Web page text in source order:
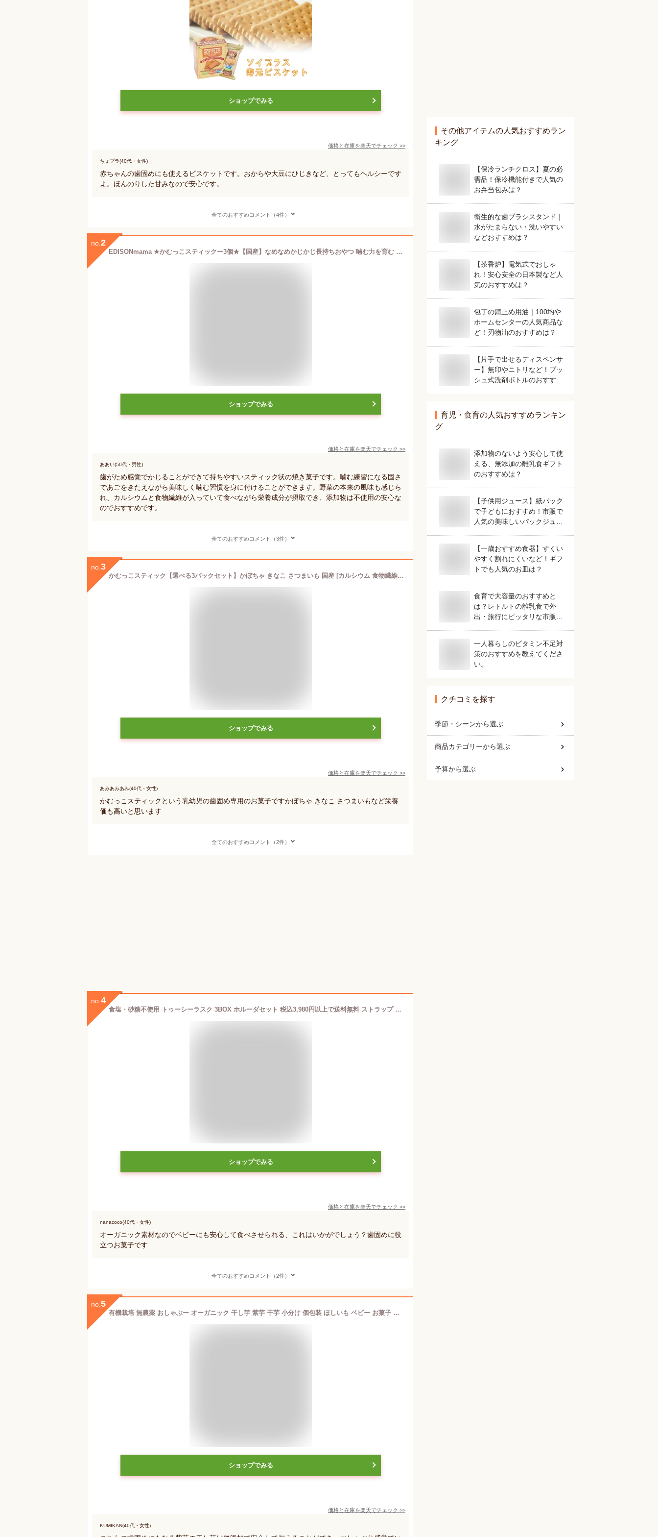
ショップでみる
価格と在庫を楽天でチェック >>
ちょプラ(40代・女性)
赤ちゃんの歯固めにも使えるビスケットです。おからや大豆にひじきなど、とってもヘルシーです
よ。ほんのりした甘みなので安心です。
全てのおすすめコメント（4件）
no. 2
EDISONmama ★かむっこスティックー3個★【国産】なめなめかじかじ長持ちおやつ 噛む力を育む 着色料、保存料不使用 乳児用おやつ お菓子 硬い焼き菓子 カルシウム・食物繊維入り 手づかみ食べ 食べられる歯がため 歯固め はがため ベビーお菓子 赤ちゃんおやつ ビスケット
ショップでみる
価格と在庫を楽天でチェック >>
ああい(50代・男性)
歯がため感覚でかじることができて持ちやすいスティック状の焼き菓子です。噛む練習になる固さ
であごをきたえながら美味しく噛む習慣を身に付けることができます。野菜の本来の風味も感じら
れ、カルシウムと食物繊維が入っていて食べながら栄養成分が摂取でき、添加物は不使用の安心な
のでおすすめです。
全てのおすすめコメント（3件）
no. 3
かむっこスティック【選べる3パックセット】かぼちゃ きなこ さつまいも 国産 [カルシウム 食物繊維入り/保存料 着色料 不使用]嚙む力を育む 歯固め 歯がため おかし 焼き菓子 噛む練習 ベビーフード 乳幼児 乳児 赤ちゃん ベビー おやつ エジソン エジソンママ EDISONmama
ショップでみる
価格と在庫を楽天でチェック >>
あみあみあみ(40代・女性)
かむっこスティックという乳幼児の歯固め専用のお菓子ですかぼちゃ きなこ さつまいもなど栄養
価も高いと思います
全てのおすすめコメント（2件）
no. 4
食塩・砂糖不使用 トゥーシーラスク 3BOX ホルーダセット 税込3,980円以上で送料無料 ストラップ ケース付き 食塩・砂糖不使用 赤ちゃん オーガニック お菓子 歯固めラスク ベビー 離乳食 乳幼児 ベビーフード
ショップでみる
価格と在庫を楽天でチェック >>
nanacoco(40代・女性)
オーガニック素材なのでベビーにも安心して食べさせられる、これはいかがでしょう？歯固めに役
立つお菓子です
全てのおすすめコメント（2件）
no. 5
有機栽培 無農薬 おしゃぶー オーガニック 干し芋 紫芋 干芋 小分け 個包装 ほしいも ベビー お菓子 歯固め 無添加 赤ちゃん おやつ ベビーフード はがため 子ども 離乳食 さつまいも 乳児 おしゃぶり オーガニック食品 芋 いも 干しいも boo
ショップでみる
価格と在庫を楽天でチェック >>
KUMIKAN(40代・女性)
その他アイテムの人気おすすめラン
キング
【保冷ランチクロス】夏の必
需品！保冷機能付きで人気の
お弁当包みは？
衛生的な歯ブラシスタンド｜
水がたまらない・洗いやすい
などおすすめは？
【茶香炉】電気式でおしゃ
れ！安心安全の日本製など人
気のおすすめは？
包丁の錆止め用油｜100均や
ホームセンターの人気商品な
ど！刃物油のおすすめは？
【片手で出せるディスペンサ
ー】無印やニトリなど！プッ
シュ式洗剤ボトルのおすすめ
育児・食育の人気おすすめランキン
グ
添加物のないよう安心して使
える、無添加の離乳食ギフト
のおすすめは？
【子供用ジュース】紙パック
で子どもにおすすめ！市販で
人気の美味しいパックジュー
【一歳おすすめ食器】すくい
やすく割れにくいなど！ギフ
トでも人気のお皿は？
食育で大容量のおすすめと
は？レトルトの離乳食で外
出・旅行にピッタリな市販で
一人暮らしのビタミン不足対
策のおすすめを教えてくださ
い。
クチコミを探す
季節・シーンから選ぶ
商品カテゴリーから選ぶ
予算から選ぶ